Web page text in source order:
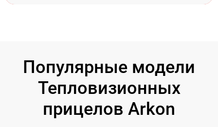
Популярные модели
Тепловизионных
прицелов Arkon